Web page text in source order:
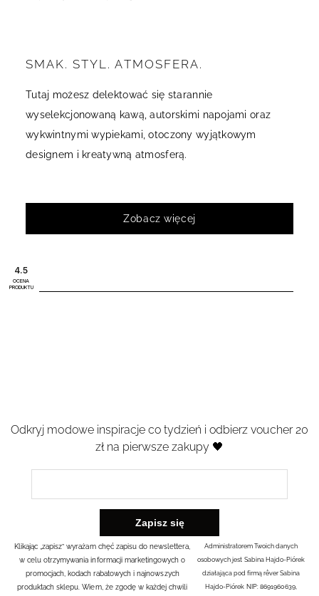
4.5
OCENA
PRODUKTU
SMAK. STYL. ATMOSFERA.
Tutaj możesz delektować się starannie
wyselekcjonowaną kawą, autorskimi napojami oraz
wykwintnymi wypiekami, otoczony wyjątkowym
designem i kreatywną atmosferą.
Zobacz więcej
Odkryj modowe inspiracje co tydzień i odbierz voucher 20
zł na pierwsze zakupy 🖤
Klikając „zapisz” wyrażam chęć zapisu do newslettera,
w celu otrzymywania informacji marketingowych o
promocjach, kodach rabatowych i najnowszych
produktach sklepu. Wiem, że zgodę w każdej chwili
Administratorem Twoich danych
osobowych jest Sabina Hajdo-Piórek
działająca pod firmą rêver Sabina
Hajdo-Piórek NIP: 8691960639,